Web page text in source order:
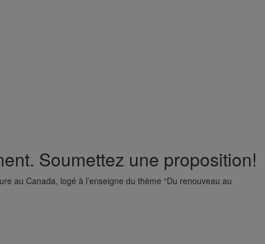
Soumettez une proposition!
au Canada, logé à l’enseigne du thème “Du renouveau au